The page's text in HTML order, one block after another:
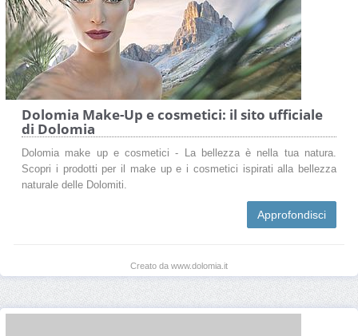
Dolomia Make-Up e cosmetici: il sito ufficiale
di Dolomia
Dolomia make up e cosmetici - La bellezza è nella tua natura.
Scopri i prodotti per il make up e i cosmetici ispirati alla bellezza
naturale delle Dolomiti.
Approfondisci
Creato da www.dolomia.it